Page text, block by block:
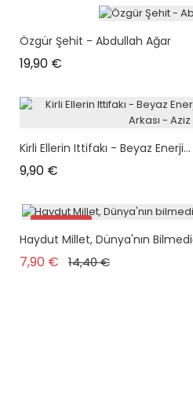
Özgür Şehit - Abdullah Ağar
19,90 €
Kirli Ellerin Ittifakı - Beyaz Enerji...
9,90 €
Promo !
Haydut Millet, Dünya'nın
7,90 € Prix de base
14,40 €Prix